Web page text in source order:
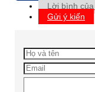
Lời bình
Gửi ý kiến